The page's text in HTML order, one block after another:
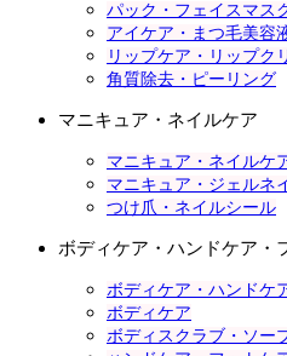
パック・フェイスマス
アイケア・まつ毛美容
リップケア・リップク
角質除去・ピーリング
マニキュア・ネイルケア
マニキュア・ネイルケ
マニキュア・ジェルネ
つけ爪・ネイルシール
ボディケア・ハンドケア・
ボディケア・ハンドケ
ボディケア
ボディスクラブ・ソー